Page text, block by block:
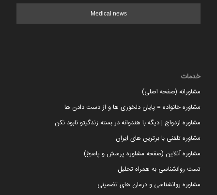
Medical news
خدمات
مشاورانه (صفحه اصلی)
مشاوره خانواده = پایان دلخوری ها و از دست دادن ها
مشاوره ازدواج | دیگه با هندوانه در بسته زندگیتو نابود نکن
مشاوره تلفنی با برترین های ایران
مشاوره آنلاین (صفحه مشاوره پرسش و پاسخ)
تست روانشناسی به همراه تحلیل
مشاوره روانشناسی و درمان های تضمینی